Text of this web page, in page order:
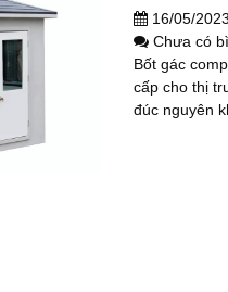
16/05/2023
Chưa có
Bốt gác
cấp cho thị
đúc nguyên